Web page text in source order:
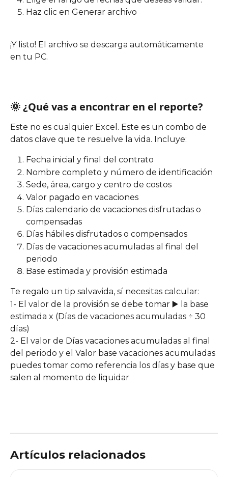
Haz clic en Generar archivo
¡Y listo! El archivo se descarga automáticamente
en tu PC.
🌞 ¿Qué vas a encontrar en el reporte?
Este no es cualquier Excel. Este es un combo de
datos clave que te resuelve la vida. Incluye:
Fecha inicial y final del contrato
Nombre completo y número de identificación
Sede, área, cargo y centro de costos
Valor pagado en vacaciones
Días calendario de vacaciones disfrutadas o
compensadas
Días hábiles disfrutados o compensados
Días de vacaciones acumuladas al final del
periodo
Base estimada y provisión estimada
Te regalo un tip salvavida, sí necesitas calcular:
1- El valor de la provisión se debe tomar ▶️ la base
estimada x (Días de vacaciones acumuladas ÷ 30
días)
2- El valor de Días vacaciones acumuladas al final
del periodo y el Valor base vacaciones acumuladas
puedes tomar como referencia los días y base que
salen al momento de liquidar
Artículos relacionados